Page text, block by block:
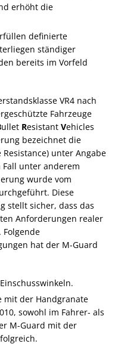
erhöht die
definierte
ständiger
bereits im Vorfeld
VR4 nach
Fahrzeuge
ullet Resistant Vehicles
bezeichnet die
unter Angabe
unter anderem
wurde vom
Diese
stellt sicher, dass das
Anforderungen realer
hat der M-Guard
mit der Handgranate
sowohl im Fahrer- als
M-Guard mit der